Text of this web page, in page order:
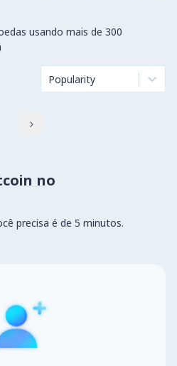
usando mais de 300
Popularity

no
precisa é de 5 minutos.